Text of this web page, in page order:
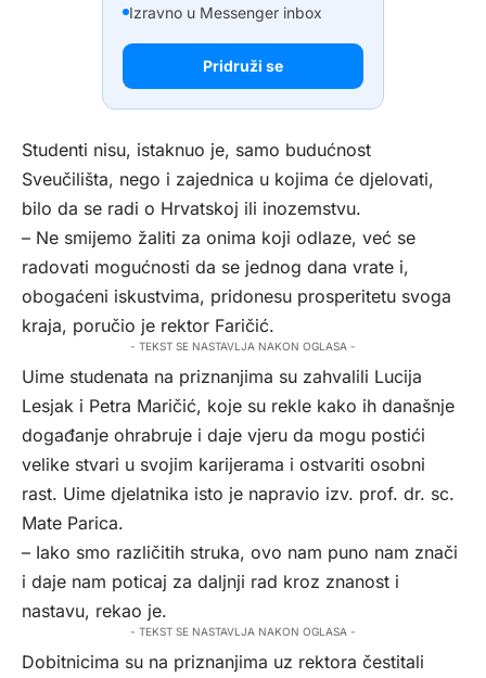
Izravno u Messenger inbox
Pridruži se
Studenti nisu, istaknuo je, samo budućnost
Sveučilišta, nego i zajednica u kojima će djelovati,
bilo da se radi o Hrvatskoj ili inozemstvu.
– Ne smijemo žaliti za onima koji odlaze, već se
radovati mogućnosti da se jednog dana vrate i,
obogaćeni iskustvima, pridonesu prosperitetu svoga
kraja, poručio je rektor Faričić.
- TEKST SE NASTAVLJA NAKON OGLASA -
Uime studenata na priznanjima su zahvalili Lucija
Lesjak i Petra Maričić, koje su rekle kako ih današnje
događanje ohrabruje i daje vjeru da mogu postići
velike stvari u svojim karijerama i ostvariti osobni
rast. Uime djelatnika isto je napravio izv. prof. dr. sc.
Mate Parica.
– Iako smo različitih struka, ovo nam puno nam znači
i daje nam poticaj za daljnji rad kroz znanost i
nastavu, rekao je.
- TEKST SE NASTAVLJA NAKON OGLASA -
Dobitnicima su na priznanjima uz rektora čestitali